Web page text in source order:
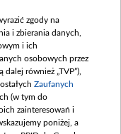
zgody na
i zbierania danych,
i ich
osobowych przez
również „TVP”),
Zaufanych
(w tym do
zainteresowań i
poniżej, a